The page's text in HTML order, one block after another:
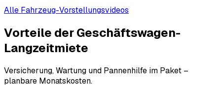
Alle Fahrzeug-Vorstellungsvideos
Vorteile der Geschäftswagen-
Langzeitmiete
Versicherung, Wartung und Pannenhilfe im Paket –
planbare Monatskosten.